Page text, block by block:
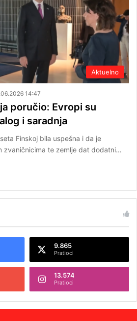
Aktuelno
14:47
poručio: Evropi su
i saradnja
Finskoj bila uspešna i da je
zvaničnicima te zemlje dat dodatni…
9.865
Pratioci
13.574
Pratioci